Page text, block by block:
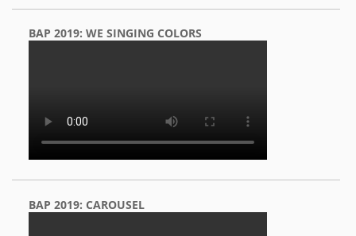
BAP 2019: WE SINGING COLORS
BAP 2019: CAROUSEL